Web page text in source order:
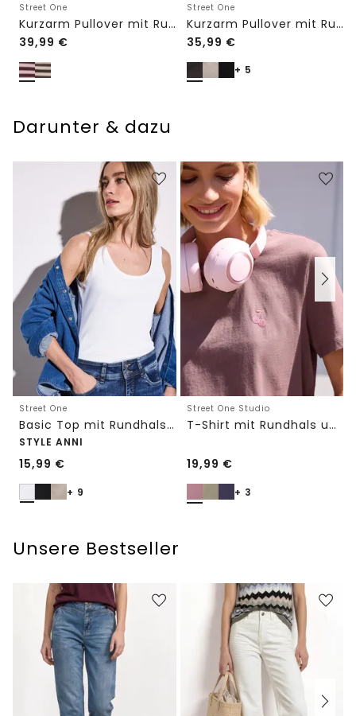
Street One
Kurzarm Pullover mit Rundhals und Streifen
39,99 €
Street One
Kurzarm Pullover mit Rundhals in Unifarbe
35,99 €
+ 5
Darunter & dazu
Street One
Basic Top mit Rundhals in Unifarbe
STYLE ANNI
15,99 €
+ 9
Street One Studio
T-Shirt mit Rundhals und Embroidery-Detail
19,99 €
+ 3
Unsere Bestseller